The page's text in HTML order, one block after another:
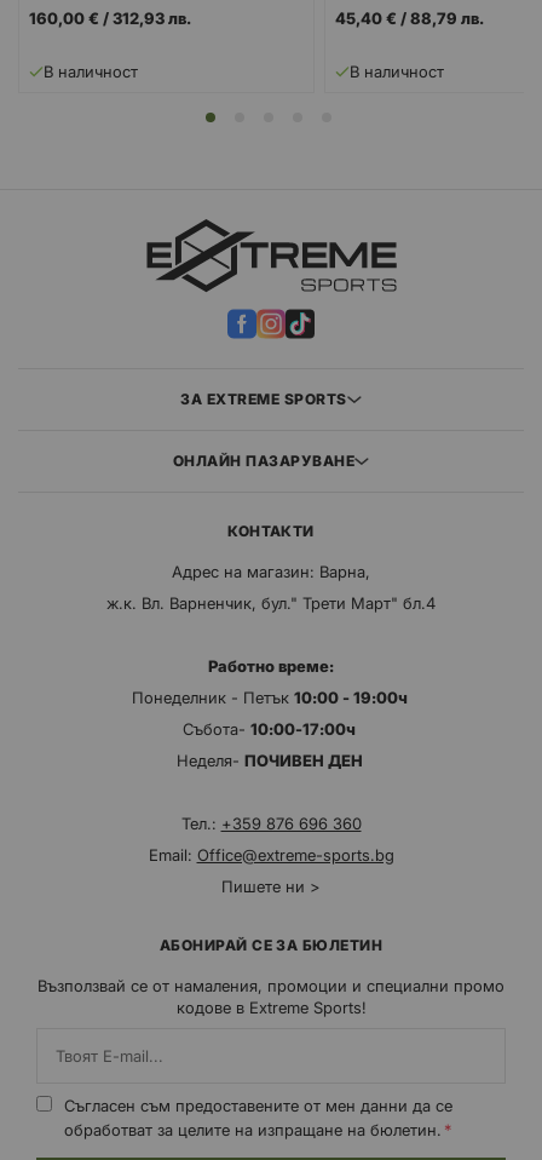
160,00 € /312,93 лв.
В наличност
45,40 € /88,79 лв.
В наличност
ЗА EXTREME SPORTS
ОНЛАЙН ПАЗАРУВАНЕ
КОНТАКТИ
Адрес на магазин: Варна,
ж.к. Вл. Варненчик, бул." Трети Март" бл.4
Работно време:
Понеделник - Петък 10:00 - 19:00ч
Събота- 10:00-17:00ч
Неделя- ПОЧИВЕН ДЕН
Тел.: +359 876 696 360
Email: Office@extreme-sports.bg
Пишете ни >
АБОНИРАЙ СЕ ЗА БЮЛЕТИН
Възползвай се от намаления, промоции и специални промо
кодове в Extreme Sports!
Съгласен съм предоставените от мен данни да се
обработват за целите на изпращане на бюлетин.